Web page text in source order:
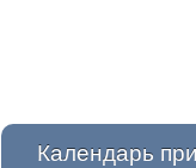
Календарь